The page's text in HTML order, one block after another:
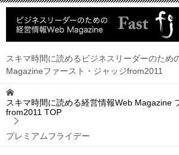
スキマ時間に読めるビジネスリーダーのため
Magazineファースト・ジャッジfrom2011
スキマ時間に読める経営情報Web Magazine
from2011 TOP
プレミアムフライデー